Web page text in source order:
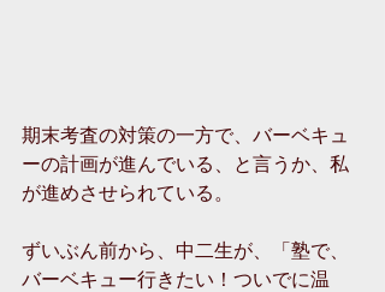
期末考査の対策の一方で、バーベキュ
ーの計画が進んでいる、と言うか、私
が進めさせられている。
ずいぶん前から、中二生が、「塾で、
バーベキュー行きたい！ついでに温